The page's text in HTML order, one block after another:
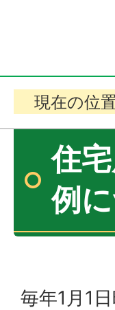
現在の位
住
例
毎年1月1